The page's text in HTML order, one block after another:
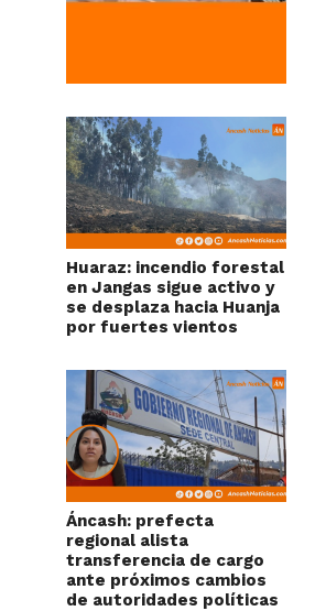
Huaraz: incendio forestal
en Jangas sigue activo y
se desplaza hacia Huanja
por fuertes vientos
Áncash: prefecta
regional alista
transferencia de cargo
ante próximos cambios
de autoridades políticas